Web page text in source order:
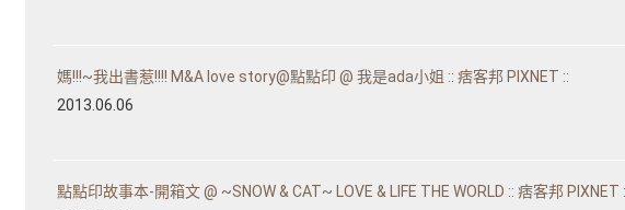
媽!!!~我出書惹!!!! M&A love story@點點印 @ 我是ada小姐 :: 痞客邦 PIXNET ::
2013.06.06
點點印故事本-開箱文 @ ~SNOW & CAT~ LOVE & LIFE THE WORLD :: 痞客邦 PIXNET